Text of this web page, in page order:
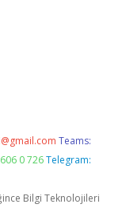
Teams:
0 726 Telegram:
Bilgi Teknolojileri